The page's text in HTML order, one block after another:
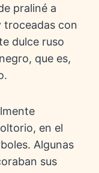
praliné a
troceadas con
dulce ruso
que es,
en el
Algunas
sus